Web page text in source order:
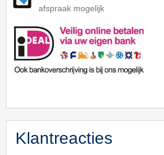
afspraak mogelijk
Klantreacties